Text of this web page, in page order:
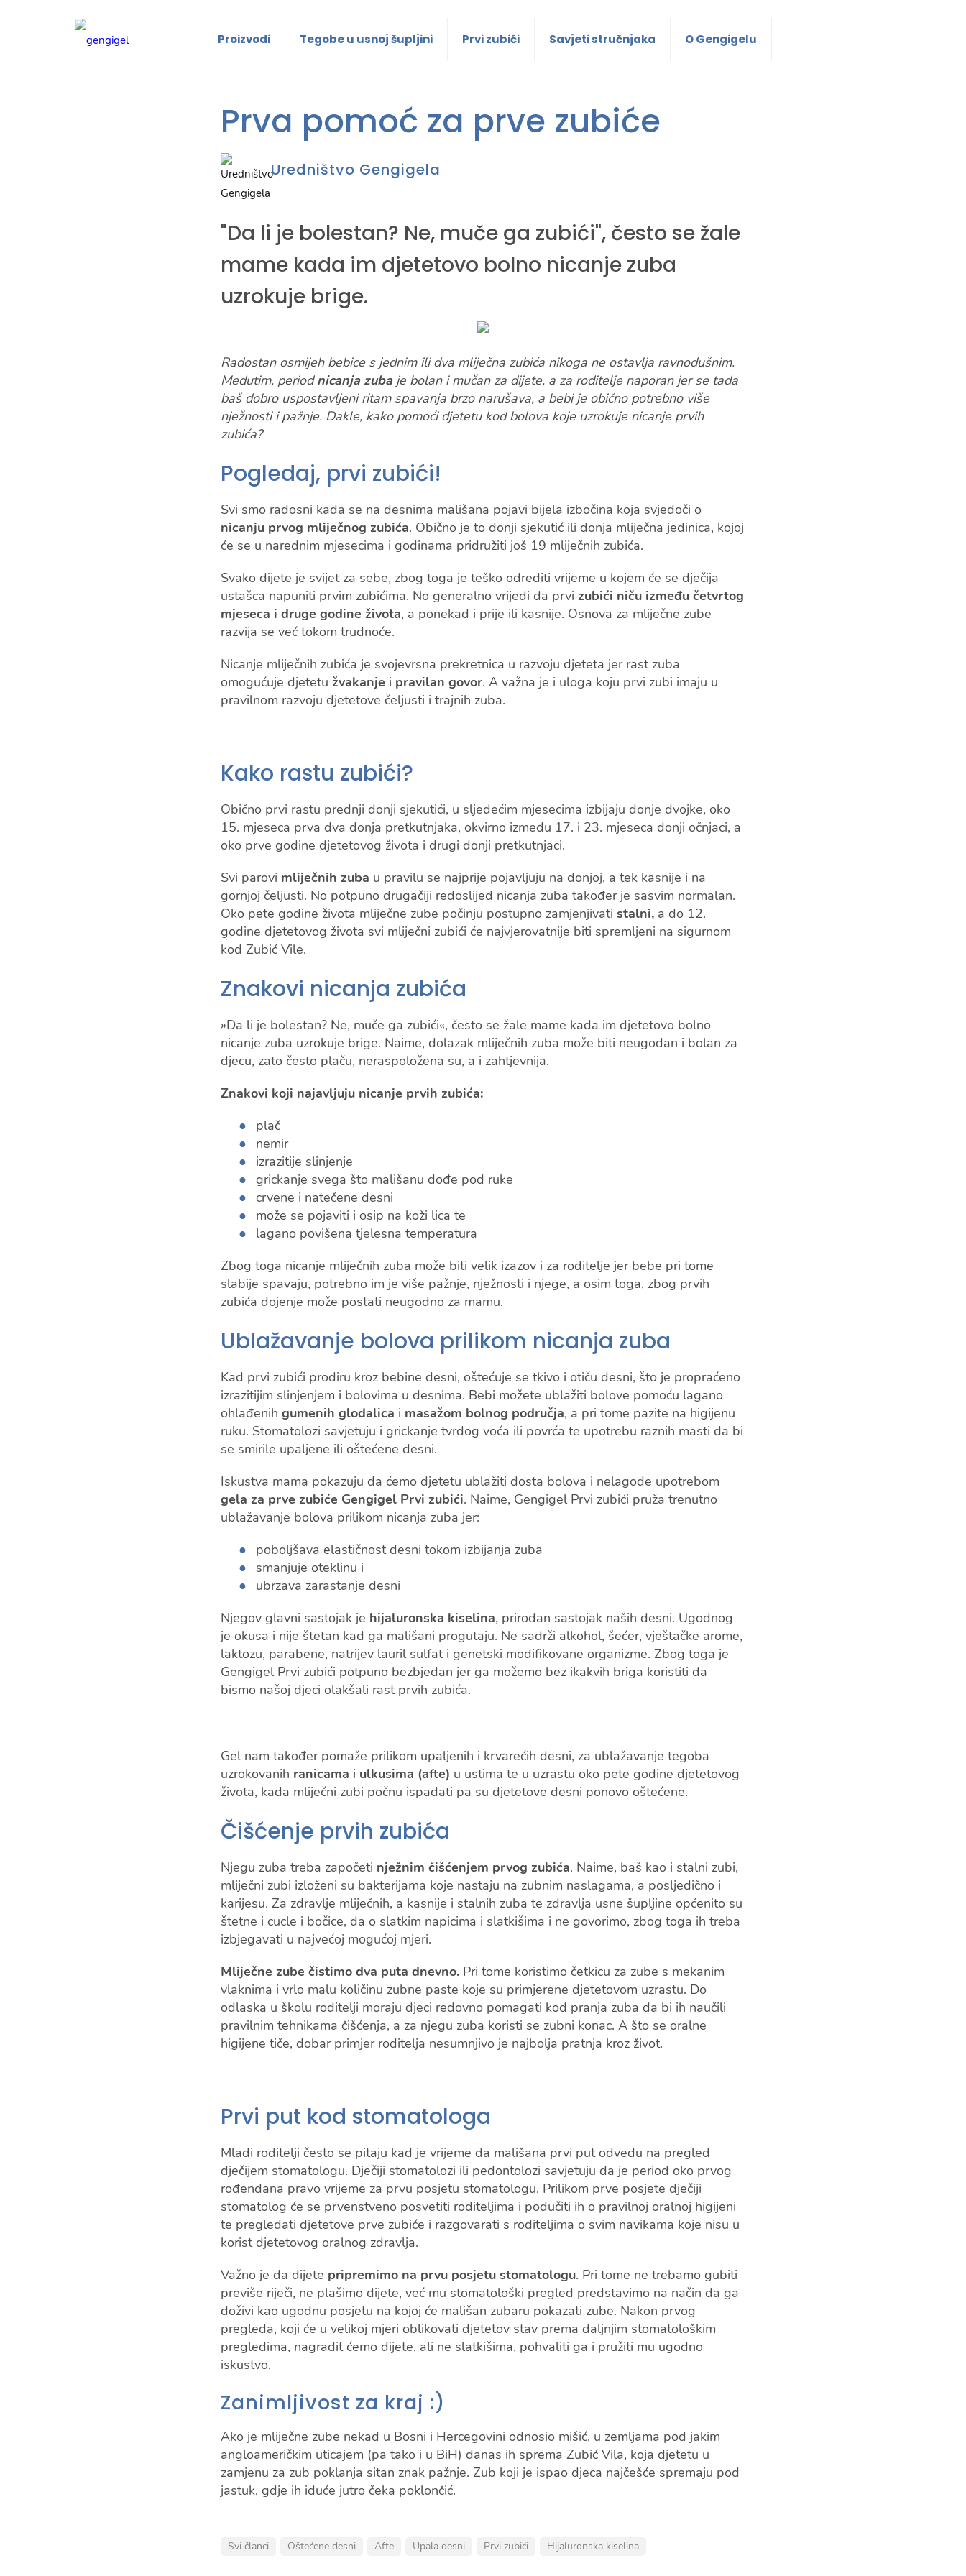
Proizvodi Tegobe u usnoj šupljini Prvi zubići Savjeti stručnjaka O Gengigelu
Prva pomoć za prve zubiće
Uredništvo Gengigela
"Da li je bolestan? Ne, muče ga zubići", često se žale
mame kada im djetetovo bolno nicanje zuba
uzrokuje brige.
Radostan osmijeh bebice s jednim ili dva mliječna zubića nikoga ne ostavlja ravnodušnim.
Međutim, periodnicanja zubaje bolan i mučan za dijete, a za roditelje naporan jer se tada
baš dobro uspostavljeni ritam spavanja brzo narušava, a bebi je obično potrebno više
nježnosti i pažnje. Dakle, kako pomoći djetetu kod bolova koje uzrokuje nicanje prvih
zubića?
Pogledaj, prvi zubići!
Svi smo radosni kada se na desnima mališana pojavi bijela izbočina koja svjedoči o
nicanju prvog mliječnog zubića. Obično je to donji sjekutić ili donja mliječna jedinica, kojoj
će se u narednim mjesecima i godinama pridružiti još 19 mliječnih zubića.
Svako dijete je svijet za sebe, zbog toga je teško odrediti vrijeme u kojem će se dječija
ustašca napuniti prvim zubićima. No generalno vrijedi da prvi zubići niču između četvrtog
mjeseca i druge godine života, a ponekad i prije ili kasnije. Osnova za mliječne zube
razvija se već tokom trudnoće.
Nicanje mliječnih zubića je svojevrsna prekretnica u razvoju djeteta jer rast zuba
omogućuje djetetu žvakanje i pravilan govor. A važna je i uloga koju prvi zubi imaju u
pravilnom razvoju djetetove čeljusti i trajnih zuba.
Kako rastu zubići?
Obično prvi rastu prednji donji sjekutići, u sljedećim mjesecima izbijaju donje dvojke, oko
15. mjeseca prva dva donja pretkutnjaka, okvirno između 17. i 23. mjeseca donji očnjaci, a
oko prve godine djetetovog života i drugi donji pretkutnjaci.
Svi parovi mliječnih zuba u pravilu se najprije pojavljuju na donjoj, a tek kasnije i na
gornjoj čeljusti. No potpuno drugačiji redoslijed nicanja zuba također je sasvim normalan.
Oko pete godine života mliječne zube počinju postupno zamjenjivati stalni, a do 12.
godine djetetovog života svi mliječni zubići će najvjerovatnije biti spremljeni na sigurnom
kod Zubić Vile.
Znakovi nicanja zubića
»Da li je bolestan? Ne, muče ga zubići«, često se žale mame kada im djetetovo bolno
nicanje zuba uzrokuje brige. Naime, dolazak mliječnih zuba može biti neugodan i bolan za
djecu, zato često plaču, neraspoložena su, a i zahtjevnija.
Znakovi koji najavljuju nicanje prvih zubića:
plač
nemir
izrazitije slinjenje
grickanje svega što mališanu dođe pod ruke
crvene i natečene desni
može se pojaviti i osip na koži lica te
lagano povišena tjelesna temperatura
Zbog toga nicanje mliječnih zuba može biti velik izazov i za roditelje jer bebe pri tome
slabije spavaju, potrebno im je više pažnje, nježnosti i njege, a osim toga, zbog prvih
zubića dojenje može postati neugodno za mamu.
Ublažavanje bolova prilikom nicanja zuba
Kad prvi zubići prodiru kroz bebine desni, oštećuje se tkivo i otiču desni, što je propraćeno
izrazitijim slinjenjem i bolovima u desnima. Bebi možete ublažiti bolove pomoću lagano
ohlađenih gumenih glodalica i masažom bolnog područja, a pri tome pazite na higijenu
ruku. Stomatolozi savjetuju i grickanje tvrdog voća ili povrća te upotrebu raznih masti da bi
se smirile upaljene ili oštećene desni.
Iskustva mama pokazuju da ćemo djetetu ublažiti dosta bolova i nelagode upotrebom
gela za prve zubiće Gengigel Prvi zubići. Naime, Gengigel Prvi zubići pruža trenutno
ublažavanje bolova prilikom nicanja zuba jer:
poboljšava elastičnost desni tokom izbijanja zuba
smanjuje oteklinu i
ubrzava zarastanje desni
Njegov glavni sastojak je hijaluronska kiselina, prirodan sastojak naših desni. Ugodnog
je okusa i nije štetan kad ga mališani progutaju. Ne sadrži alkohol, šećer, vještačke arome,
laktozu, parabene, natrijev lauril sulfat i genetski modifikovane organizme. Zbog toga je
Gengigel Prvi zubići potpuno bezbjedan jer ga možemo bez ikakvih briga koristiti da
bismo našoj djeci olakšali rast prvih zubića.
Gel nam također pomaže prilikom upaljenih i krvarećih desni, za ublažavanje tegoba
uzrokovanih ranicama i ulkusima (afte) u ustima te u uzrastu oko pete godine djetetovog
života, kada mliječni zubi počnu ispadati pa su djetetove desni ponovo oštećene.
Čišćenje prvih zubića
Njegu zuba treba započeti nježnim čišćenjem prvog zubića. Naime, baš kao i stalni zubi,
mliječni zubi izloženi su bakterijama koje nastaju na zubnim naslagama, a posljedično i
karijesu. Za zdravlje mliječnih, a kasnije i stalnih zuba te zdravlja usne šupljine općenito su
štetne i cucle i bočice, da o slatkim napicima i slatkišima i ne govorimo, zbog toga ih treba
izbjegavati u najvećoj mogućoj mjeri.
Mliječne zube čistimo dva puta dnevno. Pri tome koristimo četkicu za zube s mekanim
vlaknima i vrlo malu količinu zubne paste koje su primjerene djetetovom uzrastu. Do
odlaska u školu roditelji moraju djeci redovno pomagati kod pranja zuba da bi ih naučili
pravilnim tehnikama čišćenja, a za njegu zuba koristi se zubni konac. A što se oralne
higijene tiče, dobar primjer roditelja nesumnjivo je najbolja pratnja kroz život.
Prvi put kod stomatologa
Mladi roditelji često se pitaju kad je vrijeme da mališana prvi put odvedu na pregled
dječijem stomatologu. Dječiji stomatolozi ili pedontolozi savjetuju da je period oko prvog
rođendana pravo vrijeme za prvu posjetu stomatologu. Prilikom prve posjete dječiji
stomatolog će se prvenstveno posvetiti roditeljima i podučiti ih o pravilnoj oralnoj higijeni
te pregledati djetetove prve zubiće i razgovarati s roditeljima o svim navikama koje nisu u
korist djetetovog oralnog zdravlja.
Važno je da dijete pripremimo na prvu posjetu stomatologu. Pri tome ne trebamo gubiti
previše riječi, ne plašimo dijete, već mu stomatološki pregled predstavimo na način da ga
doživi kao ugodnu posjetu na kojoj će mališan zubaru pokazati zube. Nakon prvog
pregleda, koji će u velikoj mjeri oblikovati djetetov stav prema daljnjim stomatološkim
pregledima, nagradit ćemo dijete, ali ne slatkišima, pohvaliti ga i pružiti mu ugodno
iskustvo.
Zanimljivost za kraj :)
Ako je mliječne zube nekad u Bosni i Hercegovini odnosio mišić, u zemljama pod jakim
angloameričkim uticajem (pa tako i u BiH) danas ih sprema Zubić Vila, koja djetetu u
zamjenu za zub poklanja sitan znak pažnje. Zub koji je ispao djeca najčešće spremaju pod
jastuk, gdje ih iduće jutro čeka poklončić.
Svi članci Oštećene desni Afte Upala desni Prvi zubići Hijaluronska kiselina